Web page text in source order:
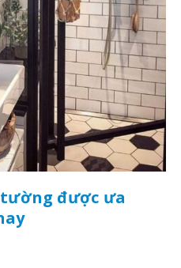
tường được ưa